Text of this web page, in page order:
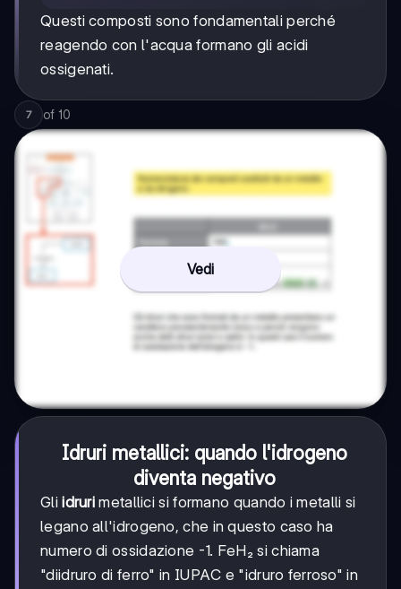
Questi composti sono fondamentali perché
reagendo con l'acqua formano gli acidi
ossigenati.
7 of 10
Vedi
Idruri metallici: quando l'idrogeno
diventa negativo
Gliidruri metallici si formano quando i metalli si
legano all'idrogeno, che in questo caso ha
numero di ossidazione -1. FeH₂ si chiama
"diidruro di ferro" in IUPAC e "idruro ferroso" in